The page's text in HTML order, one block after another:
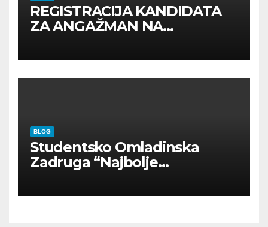
REGISTRACIJA KANDIDATA
ZA ANGAŽMAN NA
BLOG
Studentsko Omladinska
Zadruga “Najbolje